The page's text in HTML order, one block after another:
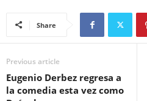
Share
Previous article
Eugenio Derbez regresa a
la comedia esta vez como